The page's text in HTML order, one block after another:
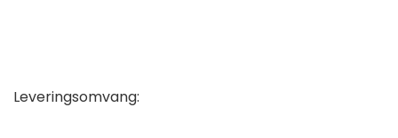
Leveringsomvang: